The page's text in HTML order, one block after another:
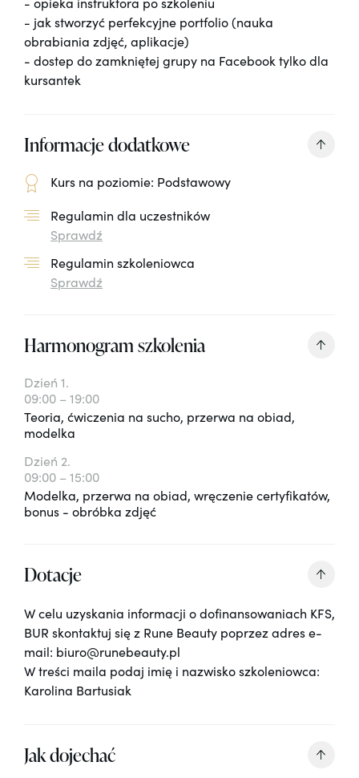
- jak stworzyć perfekcyjne portfolio (nauka
obrabiania zdjęć, aplikacje)
- dostep do zamkniętej grupy na Facebook tylko dla
kursantek
Informacje dodatkowe
Kurs na poziomie: Podstawowy
Regulamin dla uczestników
Sprawdź
Regulamin szkoleniowca
Sprawdź
Harmonogram szkolenia
Dzień 1.
09:00 – 19:00
Teoria, ćwiczenia na sucho, przerwa na obiad,
modelka
Dzień 2.
09:00 – 15:00
Modelka, przerwa na obiad, wręczenie certyfikatów,
bonus - obróbka zdjęć
Dotacje
W celu uzyskania informacji o dofinansowaniach KFS,
BUR skontaktuj się z Rune Beauty poprzez adres e-
mail: biuro@runebeauty.pl
W treści maila podaj imię i nazwisko szkoleniowca:
Karolina Bartusiak
Jak dojechać